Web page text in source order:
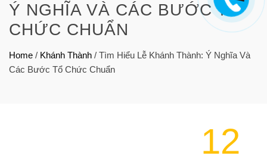
Ý NGHĨA VÀ CÁC BƯỚC TỔ
CHỨC CHUẨN
Home / Khánh Thành / Tìm Hiểu Lễ Khánh Thành: Ý Nghĩa Và
Các Bước Tổ Chức Chuẩn
12